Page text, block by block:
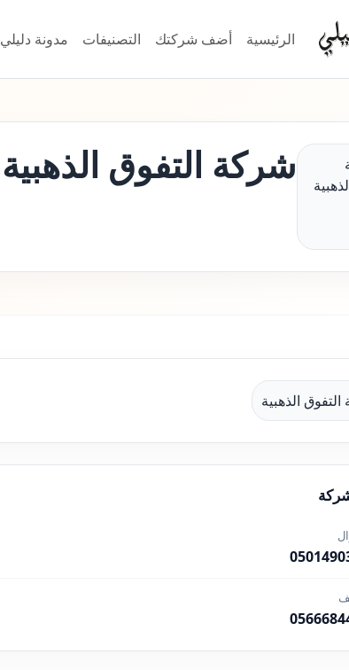
الرئيسية أضف شركتك التصنيفات مدونة دليلي
شركة التفوق الذهبية